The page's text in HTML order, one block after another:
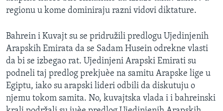
DRUŠTVO
INTERVJU
regionu u kome dominiraju razni vidovi diktature.
Bahrein i Kuvajt su se pridružili predlogu Ujedinjenih
Arapskih Emirata da se Sadam Husein odrekne vlasti
da bi se izbegao rat. Ujedinjeni Arapski Emirati su
podneli taj predlog prekjuèe na samitu Arapske lige u
Egiptu, iako su arapski lideri odbili da diskutuju o
njemu tokom samita. No, kuvajtska vlada i i bahreinski